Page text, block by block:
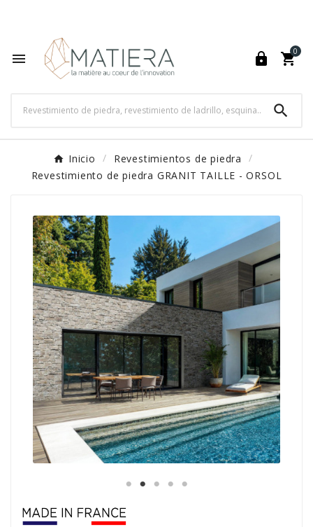
  
0

Inicio
Revestimientos de piedra
Revestimiento de piedra GRANIT TAILLE - ORSOL